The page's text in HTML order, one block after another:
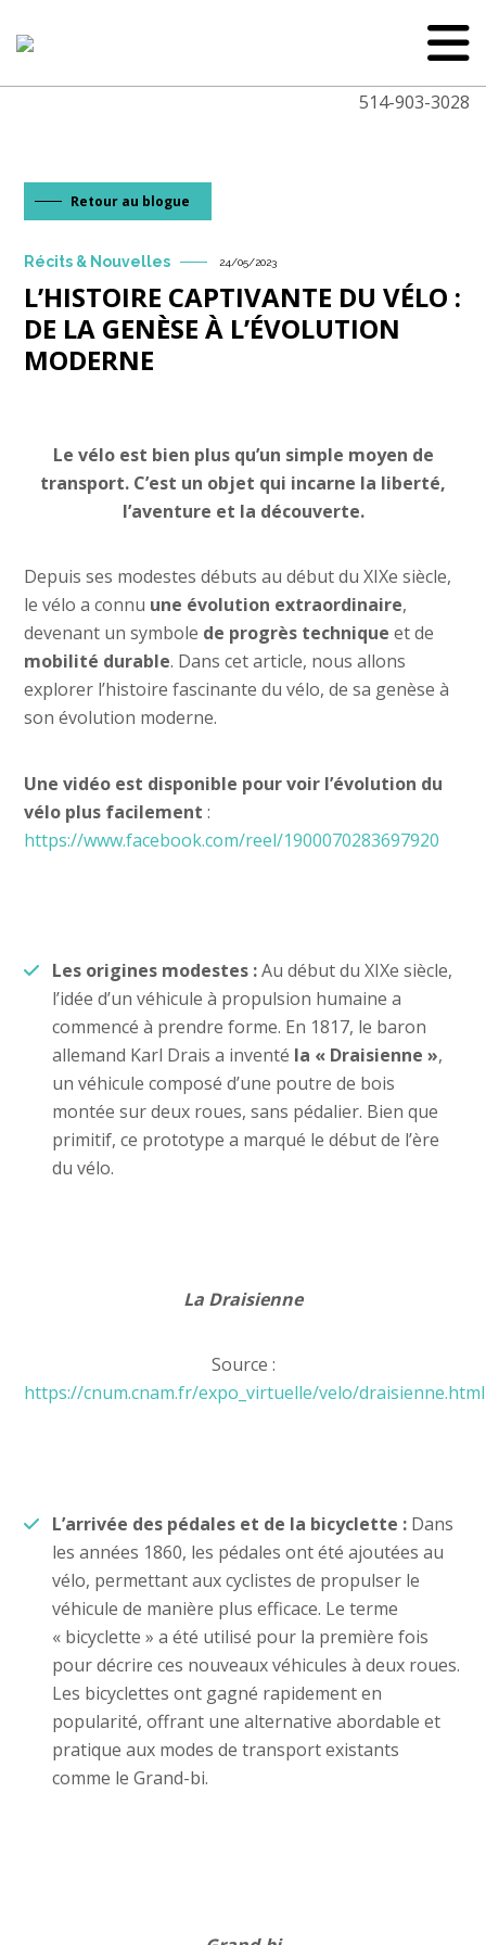
514-903-3028
Récits & Nouvelles 24/05/2023
L’HISTOIRE CAPTIVANTE DU VÉLO :
DE LA GENÈSE À L’ÉVOLUTION
MODERNE
Retour au blogue
Le vélo est bien plus qu’un simple moyen de
transport. C’est un objet qui incarne la liberté,
l’aventure et la découverte.
Depuis ses modestes débuts au début du XIXe siècle,
le vélo a connu une évolution extraordinaire,
devenant un symbole de progrès technique et de
mobilité durable. Dans cet article, nous allons
explorer l’histoire fascinante du vélo, de sa genèse à
son évolution moderne.
Une vidéo est disponible pour voir l’évolution du
vélo plus facilement :
https://www.facebook.com/reel/1900070283697920
Les origines modestes :Au début du XIXe siècle,
l’idée d’un véhicule à propulsion humaine a
commencé à prendre forme. En 1817, le baron
allemand Karl Drais a inventé la « Draisienne »,
un véhicule composé d’une poutre de bois
montée sur deux roues, sans pédalier. Bien que
primitif, ce prototype a marqué le début de l’ère
du vélo.
La Draisienne
Source :
https://cnum.cnam.fr/expo_virtuelle/velo/draisienne.html
L’arrivée des pédales et de la bicyclette : Dans
les années 1860, les pédales ont été ajoutées au
vélo, permettant aux cyclistes de propulser le
véhicule de manière plus efficace. Le terme
« bicyclette » a été utilisé pour la première fois
pour décrire ces nouveaux véhicules à deux roues.
Les bicyclettes ont gagné rapidement en
popularité, offrant une alternative abordable et
pratique aux modes de transport existants
comme le Grand-bi.